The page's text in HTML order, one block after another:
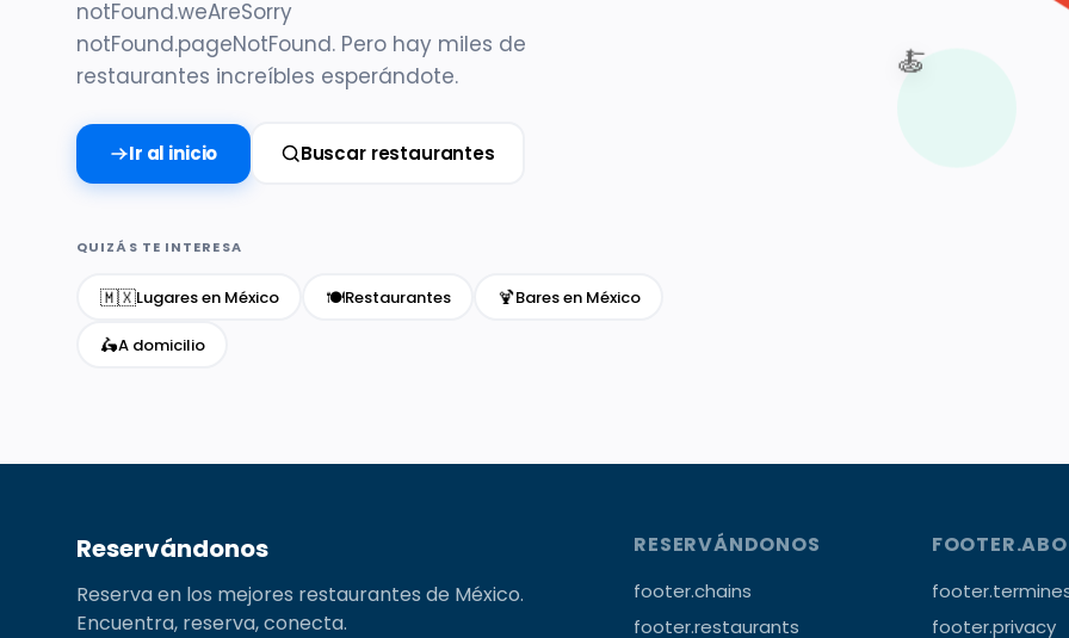
notFound.weAreSorry
notFound.pageNotFound. Pero hay miles de
restaurantes increíbles esperándote.
Ir al inicio Buscar restaurantes
QUIZÁS TE INTERESA
🇲🇽Lugares en México 🍽️Restaurantes 🍹Bares en México
🛵A domicilio
🍝
Reservándonos
Reserva en los mejores restaurantes de México.
Encuentra, reserva, conecta.
RESERVÁNDONOS
footer.chains
footer.restaurants
footer.privacy